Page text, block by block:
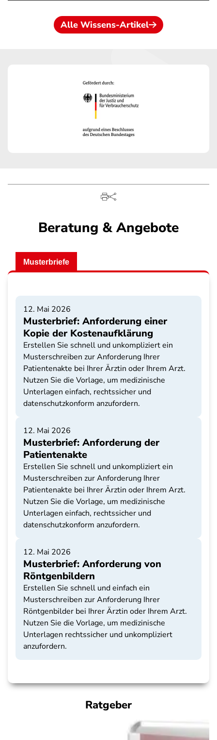
Alle Wissens-Artikel
Beratung & Angebote
Musterbriefe
12. Mai 2026
Musterbrief: Anforderung einer
Kopie der Kostenaufklärung
Erstellen Sie schnell und unkompliziert ein
Musterschreiben zur Anforderung Ihrer
Patientenakte bei Ihrer Ärztin oder Ihrem Arzt.
Nutzen Sie die Vorlage, um medizinische
Unterlagen einfach, rechtssicher und
datenschutzkonform anzufordern.
12. Mai 2026
Musterbrief: Anforderung der
Patientenakte
Erstellen Sie schnell und unkompliziert ein
Musterschreiben zur Anforderung Ihrer
Patientenakte bei Ihrer Ärztin oder Ihrem Arzt.
Nutzen Sie die Vorlage, um medizinische
Unterlagen einfach, rechtssicher und
datenschutzkonform anzufordern.
12. Mai 2026
Musterbrief: Anforderung von
Röntgenbildern
Erstellen Sie schnell und einfach ein
Musterschreiben zur Anforderung Ihrer
Röntgenbilder bei Ihrer Ärztin oder Ihrem Arzt.
Nutzen Sie die Vorlage, um medizinische
Unterlagen rechtssicher und unkompliziert
anzufordern.
Ratgeber